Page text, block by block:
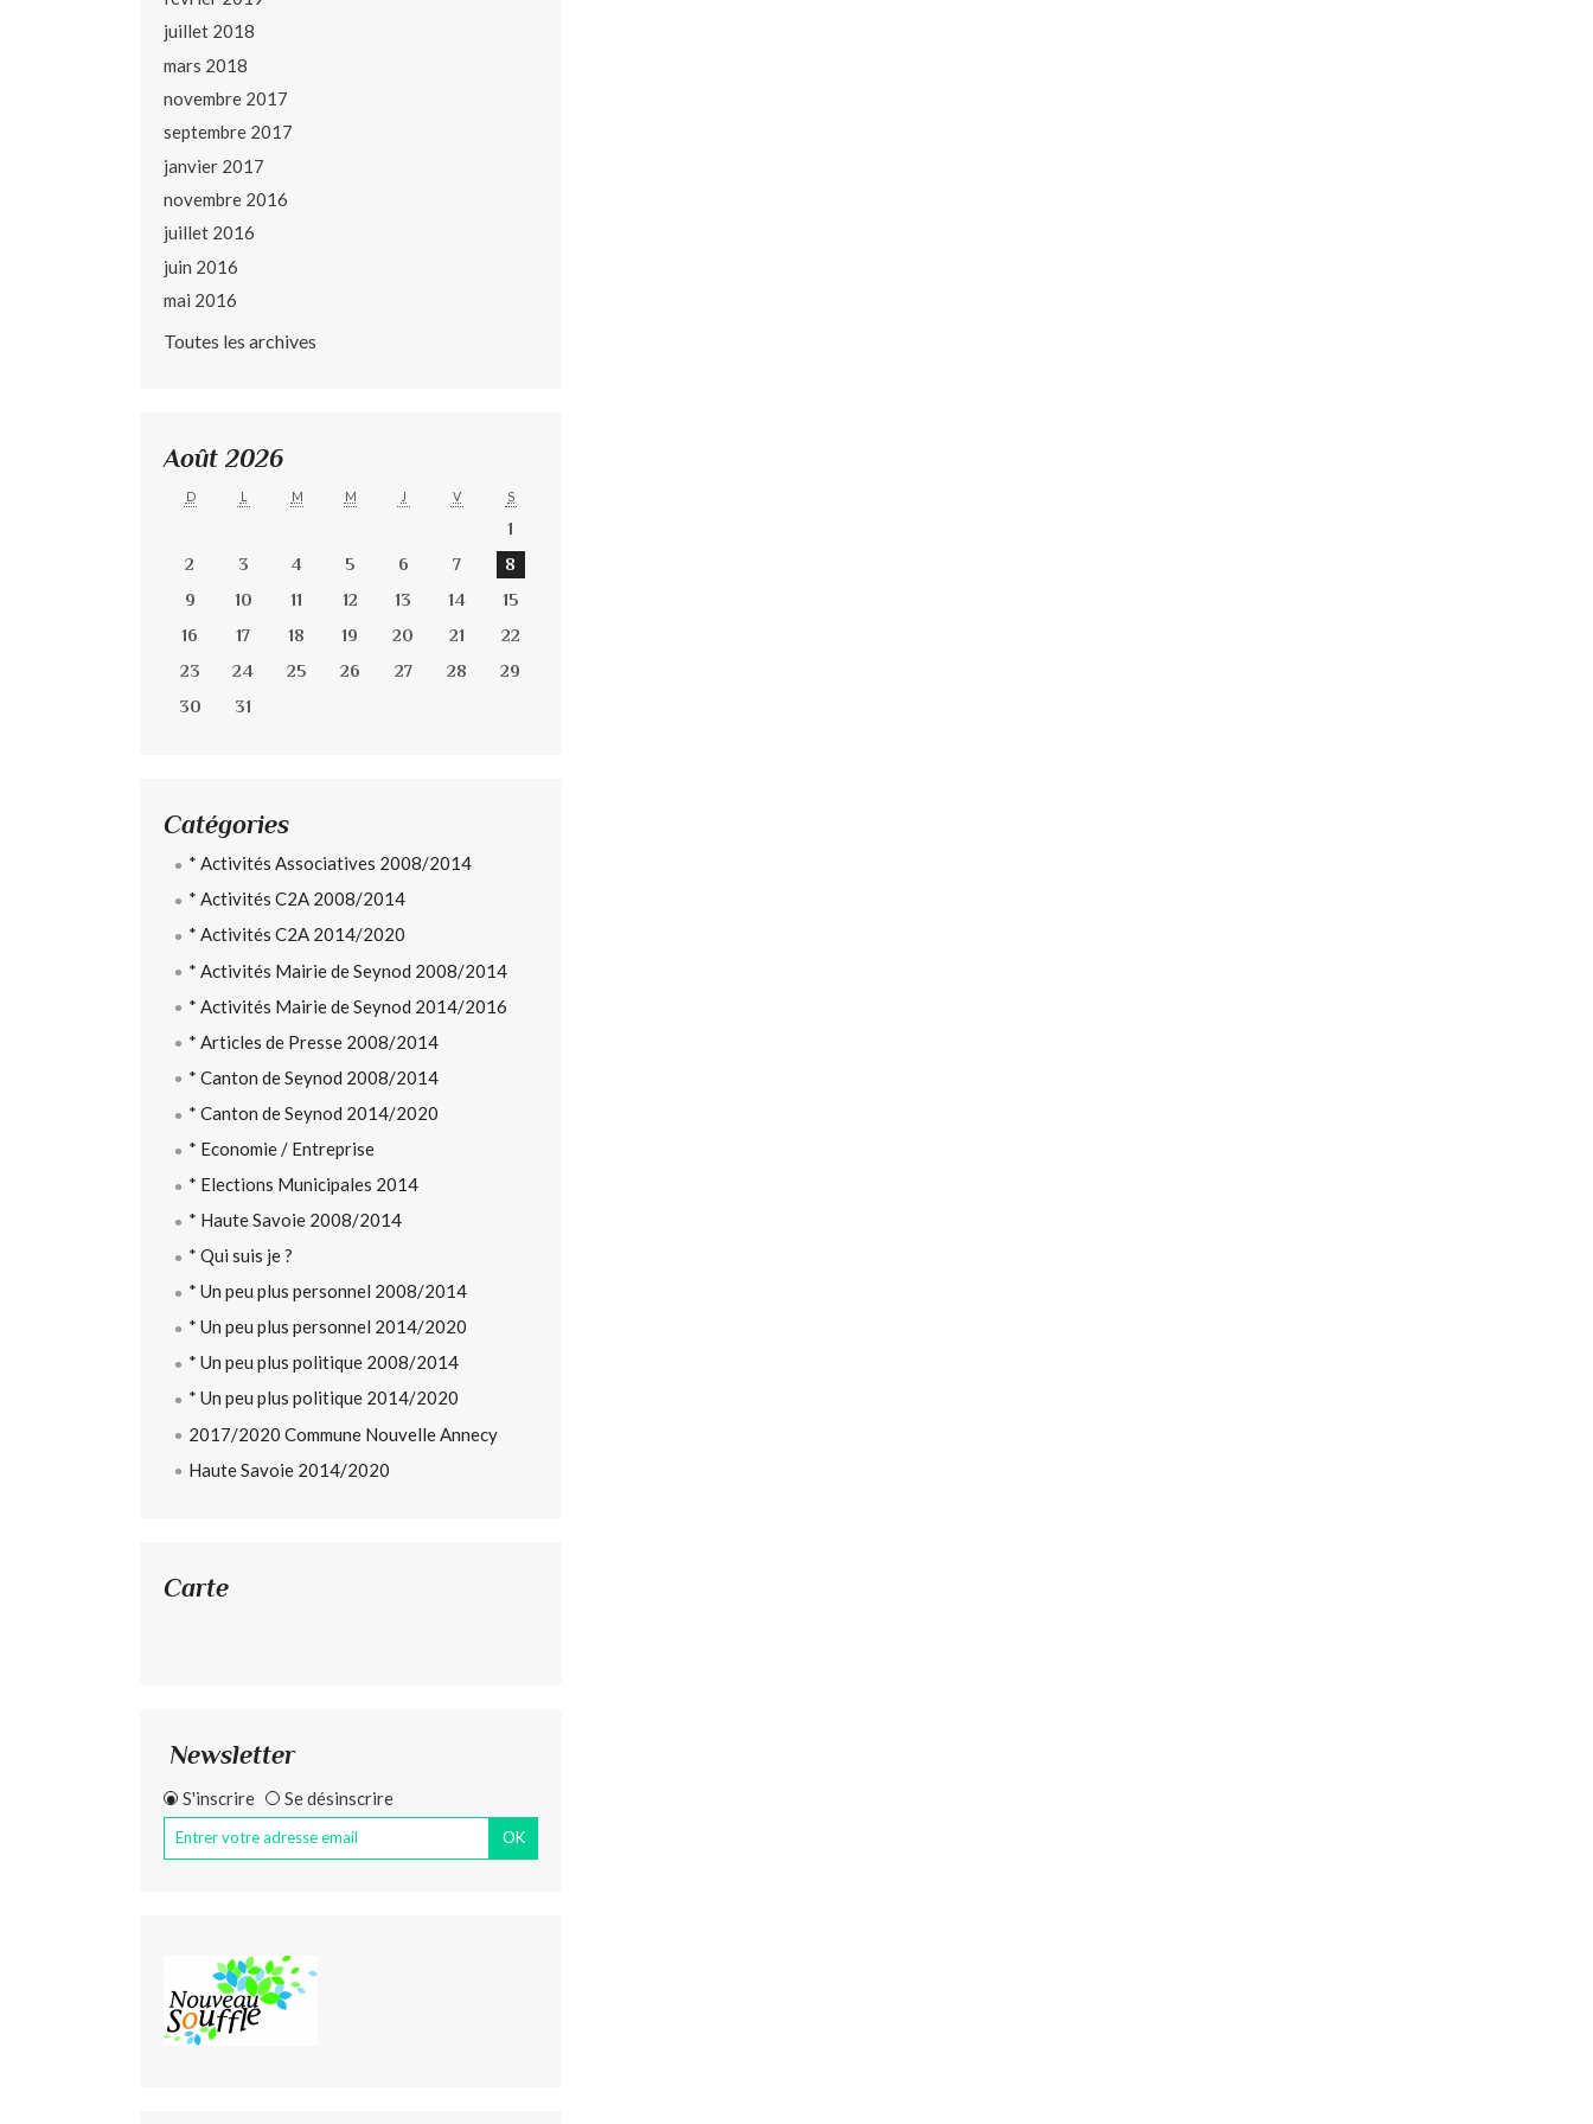
juillet 2018
mars 2018
novembre 2017
septembre 2017
janvier 2017
novembre 2016
juillet 2016
juin 2016
mai 2016
Toutes les archives
Août 2026
D L M M J V S
1
2
3 4 5 6 7
8
9
10 11 12 13 14
15
16
17 18 19 20 21
22
23
24 25 26 27 28
29
30
31
Catégories
* Activités Associatives 2008/2014
* Activités C2A 2008/2014
* Activités C2A 2014/2020
* Activités Mairie de Seynod 2008/2014
* Activités Mairie de Seynod 2014/2016
* Articles de Presse 2008/2014
* Canton de Seynod 2008/2014
* Canton de Seynod 2014/2020
* Economie / Entreprise
* Elections Municipales 2014
* Haute Savoie 2008/2014
* Qui suis je ?
* Un peu plus personnel 2008/2014
* Un peu plus personnel 2014/2020
* Un peu plus politique 2008/2014
* Un peu plus politique 2014/2020
2017/2020 Commune Nouvelle Annecy
Haute Savoie 2014/2020
Carte
Newsletter
S'inscrire Se désinscrire